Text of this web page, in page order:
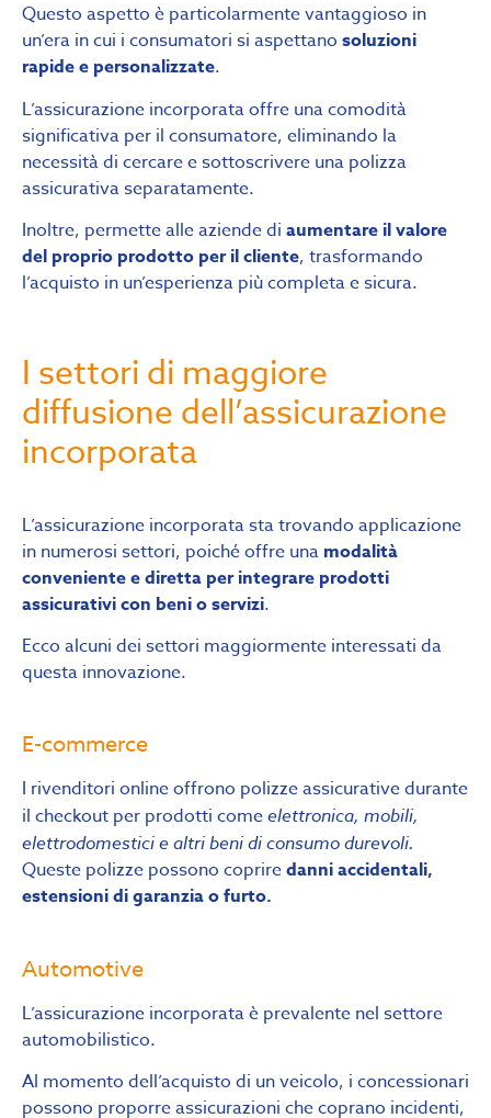
Questo aspetto è particolarmente vantaggioso in
un’era in cui i consumatori si aspettano soluzioni
rapide e personalizzate.
L’assicurazione incorporata offre una comodità
significativa per il consumatore, eliminando la
necessità di cercare e sottoscrivere una polizza
assicurativa separatamente.
Inoltre, permette alle aziende di aumentare il valore
del proprio prodotto per il cliente, trasformando
l’acquisto in un’esperienza più completa e sicura.
I settori di maggiore
diffusione dell’assicurazione
incorporata
L’assicurazione incorporata sta trovando applicazione
in numerosi settori, poiché offre una modalità
conveniente e diretta per integrare prodotti
assicurativi con beni o servizi.
Ecco alcuni dei settori maggiormente interessati da
questa innovazione.
E-commerce
I rivenditori online offrono polizze assicurative durante
il checkout per prodotti comeelettronica, mobili,
elettrodomestici e altri beni di consumo durevoli.
Queste polizze possono copriredanni accidentali,
estensioni di garanzia o furto.
Automotive
L’assicurazione incorporata è prevalente nel settore
automobilistico.
Al momento dell’acquisto di un veicolo, i concessionari
possono proporre assicurazioni che coprano incidenti,